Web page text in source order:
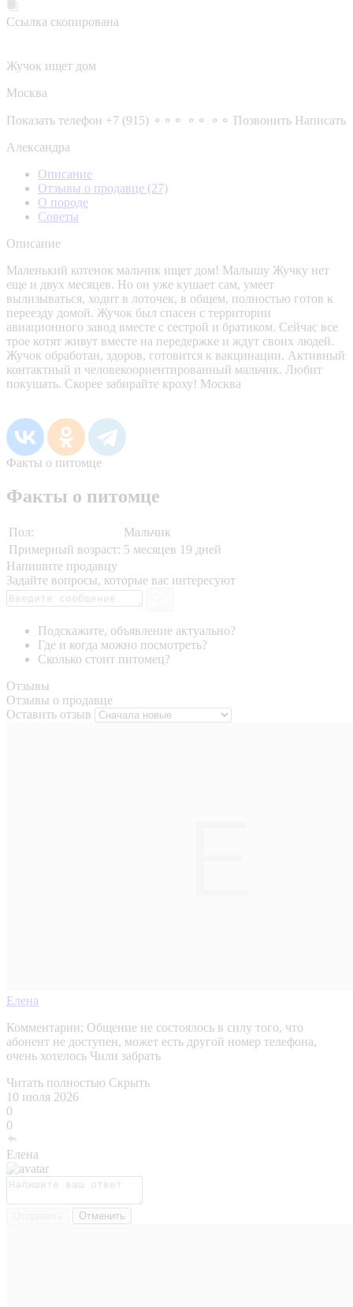
Ссылка скопирована
Жучок ищет дом
Москва
Показать телефон +7 (915) ⚬⚬⚬ ⚬⚬ ⚬⚬ Позвонить Написать
Александра
Описание
Отзывы о продавце (27)
О породе
Советы
Описание
Маленький котенок мальчик ищет дом! Малышу Жучку нет
еще и двух месяцев. Но он уже кушает сам, умеет
вылизываться, ходит в лоточек, в общем, полностью готов к
переезду домой. Жучок был спасен с территории
авиационного завод вместе с сестрой и братиком. Сейчас все
трое котят живут вместе на передержке и ждут своих людей.
Жучок обработан, здоров, готовится к вакцинации. Активный
контактный и человекоориентированный мальчик. Любит
покушать. Скорее забирайте кроху! Москва
Факты о питомце
Факты о питомце
Пол:
Мальчик
Примерный возраст: 5 месяцев 19 дней
Напишите продавцу
Задайте вопросы, которые вас интересуют
Подскажите, объявление актуально?
Где и когда можно посмотреть?
Сколько стоит питомец?
Отзывы
Отзывы о продавце
Оставить отзыв
Елена
Комментарии: Общение не состоялось в силу того, что
абонент не доступен, может есть другой номер телефона,
очень хотелось Чили забрать
Читать полностью Скрыть
10 июля 2026
0
0
Елена
Отменить